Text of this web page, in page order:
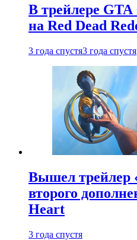
В трейлере
на Red Dead
3 года спустя3 года спустя
Вышел трейлер
второго
Heart
3 года спустя